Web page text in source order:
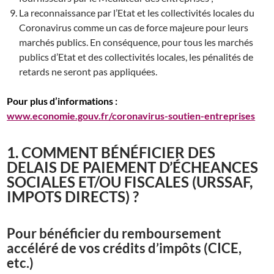
La reconnaissance par l’Etat et les collectivités locales du
Coronavirus comme un cas de force majeure pour leurs
marchés publics. En conséquence, pour tous les marchés
publics d’Etat et des collectivités locales, les pénalités de
retards ne seront pas appliquées.
Pour plus d’informations :
www.economie.gouv.fr/coronavirus-soutien-entreprises
1. COMMENT BÉNÉFICIER DES
DELAIS DE PAIEMENT D’ÉCHEANCES
SOCIALES ET/OU FISCALES (URSSAF,
IMPOTS DIRECTS) ?
Pour bénéficier du remboursement
accéléré de vos crédits d’impôts (CICE,
etc.)